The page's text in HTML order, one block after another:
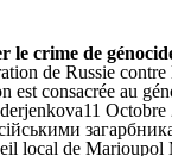
crime de
de Russie
est consacrée au
11 Octobre